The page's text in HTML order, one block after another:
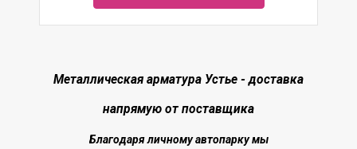
Металлическая арматура Устье - доставка
напрямую от поставщика
Благодаря личному автопарку мы